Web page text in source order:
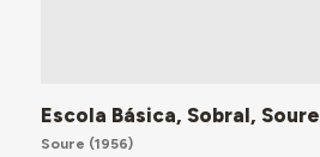
Escola Básica, Sobral, Soure
Soure (1956)